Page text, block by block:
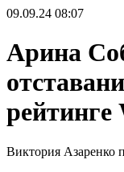
09.09.24 08:07
Арина
рейтинге
Виктория Азаренко